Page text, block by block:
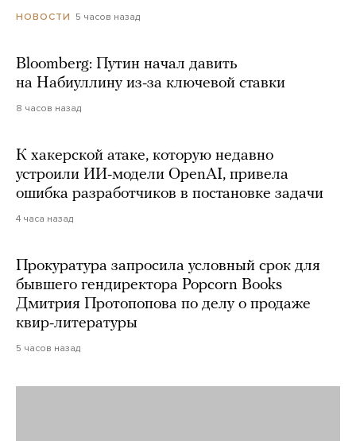
НОВОСТИ 5 часов назад
Bloomberg: Путин начал давить
на Набиуллину из-за ключевой ставки
8 часов назад
К хакерской атаке, которую недавно
устроили ИИ-модели OpenAI, привела
ошибка разработчиков в постановке задачи
4 часа назад
Прокуратура запросила условный срок для
бывшего гендиректора Popcorn Books
Дмитрия Протопопова по делу о продаже
квир-литературы
5 часов назад